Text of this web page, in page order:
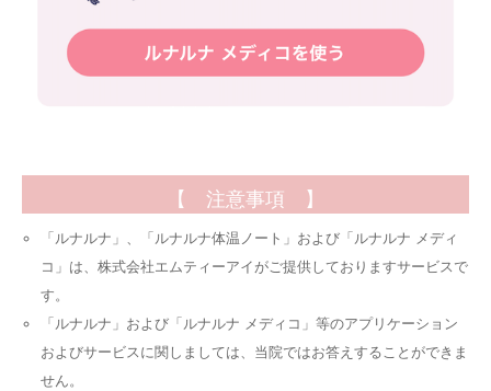
【 注意事項 】
「ルナルナ」、「ルナルナ体温ノート」および「ルナルナ メディ
コ」は、株式会社エムティーアイがご提供しておりますサービスで
す。
「ルナルナ」および「ルナルナ メディコ」等のアプリケーション
およびサービスに関しましては、当院ではお答えすることができま
せん。